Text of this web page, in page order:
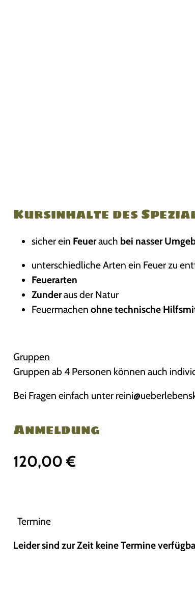
Kursinhalte des
sicher ein Feuerauch bei nasser
unterschiedliche Arten ein Feuer zu
Feuerarten
Zunderaus der Natur
Feuermachen ohne technische
Gruppen
Gruppen ab 4 Personen können auch
Bei Fragen einfach unter
Anmeldung
120,00€
Termine
Leider sind zur Zeit keine Termine